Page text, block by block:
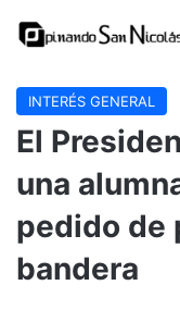
INTERÉS GENERAL
El
una
pedido de
bandera